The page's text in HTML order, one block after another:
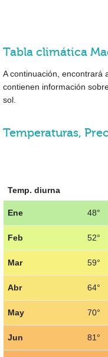
Tabla climática
A continuación, encontrará
contienen información
sol.
Temperaturas,
Temp. diurna
Ene 48°
Feb 52°
Mar 59°
Abr 64°
May 70°
Jun 81°